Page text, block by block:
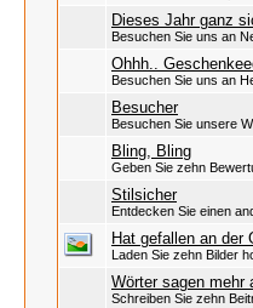
Dieses Jahr ganz
Besuchen Sie uns an
Ohhh..
Besuchen Sie uns an
Besucher
Besuchen Sie unsere
Bling, Bling
Geben Sie zehn
Stilsicher
Entdecken Sie einen
Hat gefallen an der
Laden Sie zehn Bilder
Wörter sagen mehr
Schreiben Sie zehn